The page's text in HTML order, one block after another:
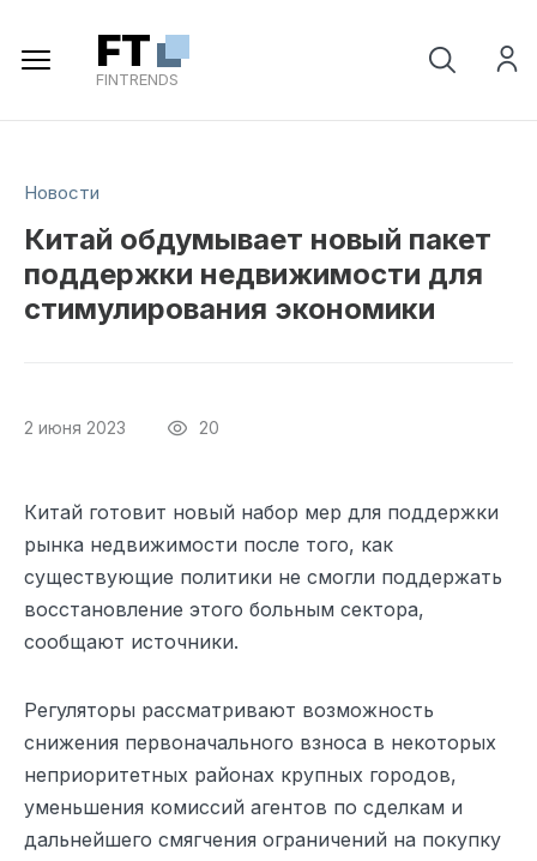
FT
FINTRENDS
Новости
Китай обдумывает новый пакет
поддержки недвижимости для
стимулирования экономики
2 июня 2023 20
Китай готовит новый набор мер для поддержки
рынка недвижимости после того, как
существующие политики не смогли поддержать
восстановление этого больным сектора,
сообщают источники.
Регуляторы рассматривают возможность
снижения первоначального взноса в некоторых
неприоритетных районах крупных городов,
уменьшения комиссий агентов по сделкам и
дальнейшего смягчения ограничений на покупку